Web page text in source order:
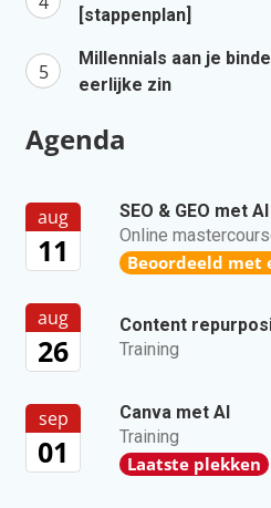
[stappenplan]
Millennials aan je
eerlijke zin
Agenda
aug
11
SEO & GEO met AI
Online
Beoordeeld met
aug
26
Content
Training
sep
01
Canva met AI
Training
Laatste plekken